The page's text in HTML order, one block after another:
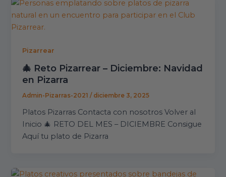
Pizarrear
🎄 Reto Pizarrear – Diciembre: Navidad
en Pizarra
Admin-Pizarras-2021/ diciembre 3, 2025
Platos Pizarras Contacta con nosotros Volver al
Inicio 🎄 RETO DEL MES – DICIEMBRE Consigue
Aquí tu plato de Pizarra